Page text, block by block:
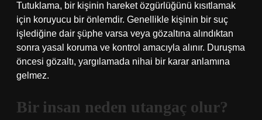
Tutuklama, bir kişinin hareket özgürlüğünü kısıtlamak
için koruyucu bir önlemdir. Genellikle kişinin bir suç
işlediğine dair şüphe varsa veya gözaltına alındıktan
sonra yasal koruma ve kontrol amacıyla alınır. Duruşma
öncesi gözaltı, yargılamada nihai bir karar anlamına
gelmez.
Bir insan neden utangaç olur?